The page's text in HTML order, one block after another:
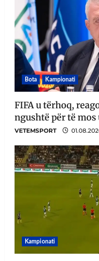
Bota Kampionati
FIFA u tërhoq,
ngushtë për të
VETEMSPORT
Kampionati